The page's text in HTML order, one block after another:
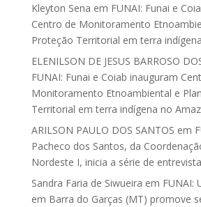
Kleyton Sena em FUNAI: Funai e
Centro de Monitoramento
Proteção Territorial em terra
ELENILSON DE JESUS BARROSO
FUNAI: Funai e Coiab inauguram
Monitoramento Etnoambiental e
Territorial em terra indígena no
ARILSON PAULO DOS SANTOS em
Pacheco dos Santos, da
Nordeste I, inicia a série de
Sandra Faria de Siwueira em FUNAI:
em Barra do Garças (MT) promove